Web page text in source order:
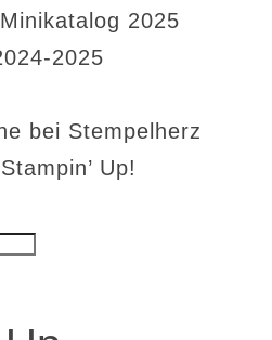
2025
2025
bei Stempelherz
Up!